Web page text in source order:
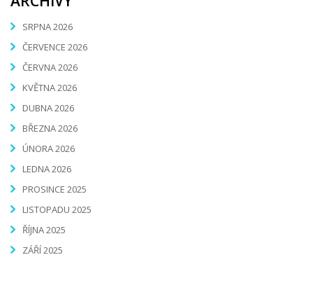
SRPNA 2026
ČERVENCE 2026
ČERVNA 2026
KVĚTNA 2026
DUBNA 2026
BŘEZNA 2026
ÚNORA 2026
LEDNA 2026
PROSINCE 2025
LISTOPADU 2025
ŘÍJNA 2025
ZÁŘÍ 2025